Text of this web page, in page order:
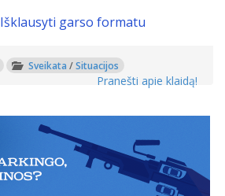
Išklausyti garso formatu
Sveikata /Situacijos
Pranešti apie klaidą!